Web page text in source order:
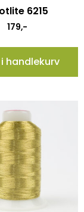
6215
179,-
handlekurv